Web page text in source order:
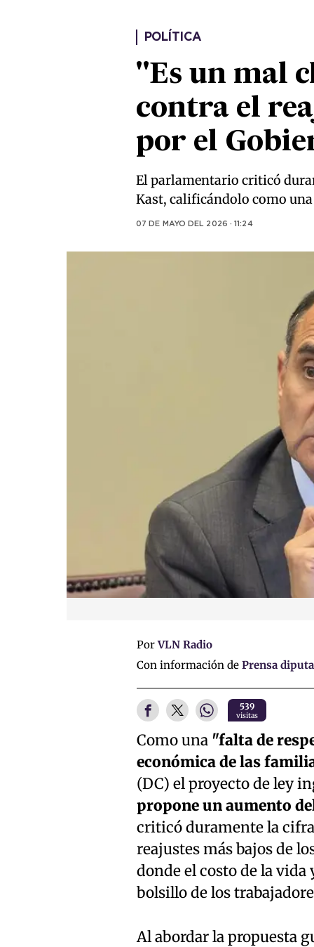
POLÍTICA
"Es un mal
contra el
por el
El parlamentario criticó
Kast, calificándolo como
07 DE MAYO DEL 2026 · 11:24
PorVLN Radio
Con información de Prensa
539
visitas
Como una "falta de
económica de las
(DC) el proyecto de ley
propone un aumento
criticó duramente la
reajustes más bajos de
donde el costo de la
bolsillo de los
Al abordar la propuesta